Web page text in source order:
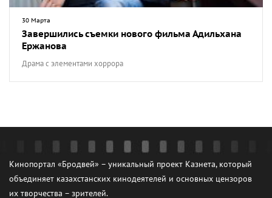
30 Марта
Завершились съемки нового фильма Адильхана
Ержанова
Драма с элементами хоррора
Кинопортал «Бродвей» – уникальный проект Казнета, который
объединяет казахстанских кинодеятелей и основных цензоров
их творчества – зрителей.